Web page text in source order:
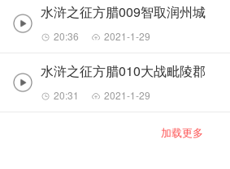
水浒之征方腊009智取润州城
20:36 2021-1-29
水浒之征方腊010大战毗陵郡
20:31 2021-1-29
加载更多